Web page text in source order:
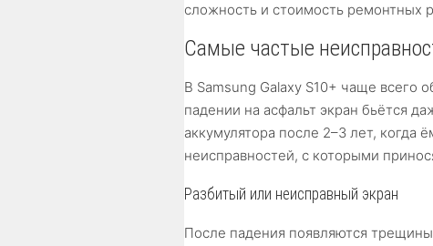
сложность и стоимость ремонтных
Самые частые
В Samsung Galaxy S10+ чаще
падении на асфальт экран бьётся
аккумулятора после 2–3 лет,
неисправностей, с которыми
Разбитый или неисправный экран
После падения появляются